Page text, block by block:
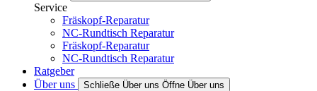
Service
Fräskopf-Reparatur
NC-Rundtisch Reparatur
Fräskopf-Reparatur
NC-Rundtisch Reparatur
Ratgeber
Über uns
Schließe Über uns Öffne Über uns